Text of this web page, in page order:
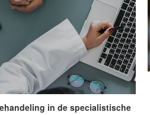
in de specialistische